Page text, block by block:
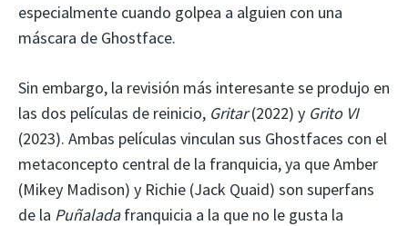
especialmente cuando golpea a alguien con una
máscara de Ghostface.
Sin embargo, la revisión más interesante se produjo en
las dos películas de reinicio, Gritar(2022) y Grito VI
(2023). Ambas películas vinculan sus Ghostfaces con el
metaconcepto central de la franquicia, ya que Amber
(Mikey Madison) y Richie (Jack Quaid) son superfans
de la Puñaladafranquicia a la que no le gusta la